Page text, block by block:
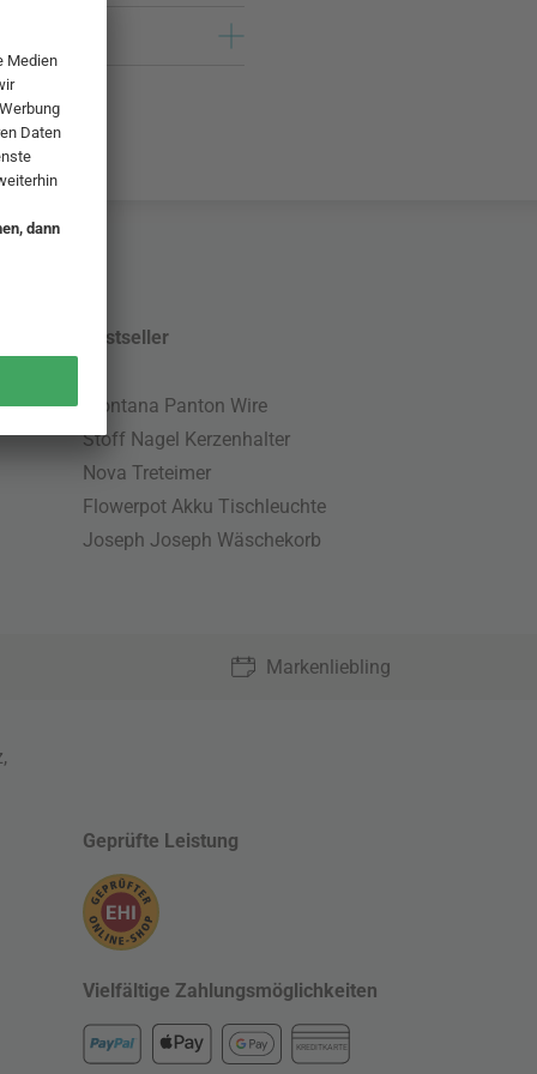
Bestseller
Montana Panton Wire
Stoff Nagel Kerzenhalter
Nova Treteimer
Flowerpot Akku Tischleuchte
Joseph Joseph Wäschekorb
Markenliebling
,
Geprüfte Leistung
Vielfältige Zahlungsmöglichkeiten
KREDITKARTE